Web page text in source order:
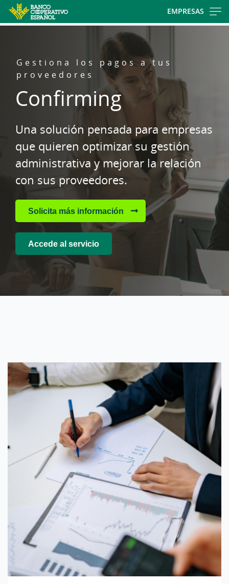
main
contentt
EMPRESAS
Gestiona los pagos a tus
proveedores
Confirming
Una solución pensada para empresas
que quieren optimizar su gestión
administrativa y mejorar la relación
con sus proveedores.
Solicita más información
Accede al servicio